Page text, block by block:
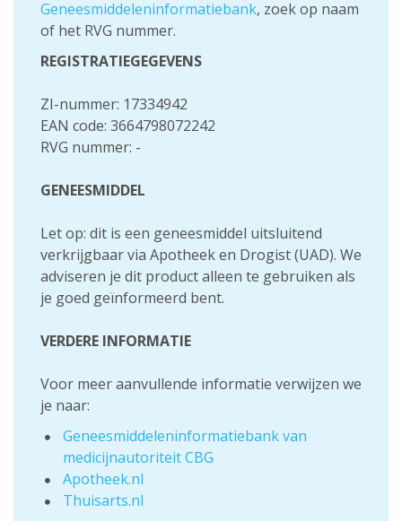
Geneesmiddeleninformatiebank, zoek op naam
of het RVG nummer.
REGISTRATIEGEGEVENS
ZI-nummer: 17334942
EAN code: 3664798072242
RVG nummer: -
GENEESMIDDEL
Let op: dit is een geneesmiddel uitsluitend
verkrijgbaar via Apotheek en Drogist (UAD). We
adviseren je dit product alleen te gebruiken als
je goed geïnformeerd bent.
VERDERE INFORMATIE
Voor meer aanvullende informatie verwijzen we
je naar:
Geneesmiddeleninformatiebank van
medicijnautoriteit CBG
Apotheek.nl
Thuisarts.nl